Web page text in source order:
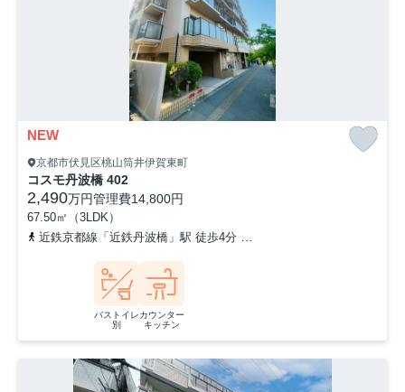
NEW
京都市伏見区桃山筒井伊賀東町
コスモ丹波橋 402
2,490万円管理費14,800円
67.50㎡（3LDK）
近鉄京都線「近鉄丹波橋」駅 徒歩4分
バストイレ
別
カウンター
キッチン